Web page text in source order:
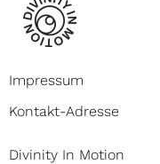
Impressum
Kontakt-Adresse
Divinity In Motion